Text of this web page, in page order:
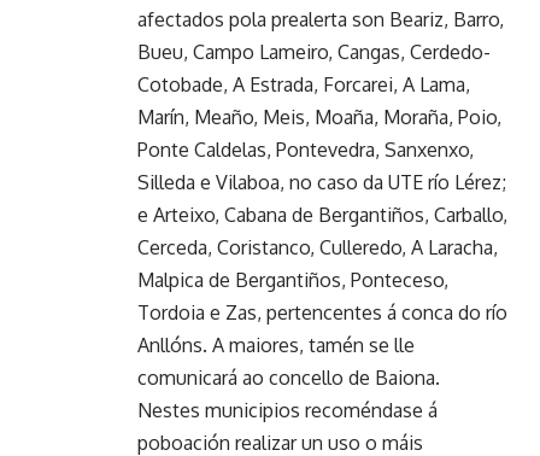
afectados pola prealerta son Beariz, Barro,
Bueu, Campo Lameiro, Cangas, Cerdedo-
Cotobade, A Estrada, Forcarei, A Lama,
Marín, Meaño, Meis, Moaña, Moraña, Poio,
Ponte Caldelas, Pontevedra, Sanxenxo,
Silleda e Vilaboa, no caso da UTE río Lérez;
e Arteixo, Cabana de Bergantiños, Carballo,
Cerceda, Coristanco, Culleredo, A Laracha,
Malpica de Bergantiños, Ponteceso,
Tordoia e Zas, pertencentes á conca do río
Anllóns. A maiores, tamén se lle
comunicará ao concello de Baiona.
Nestes municipios recoméndase á
poboación realizar un uso o máis